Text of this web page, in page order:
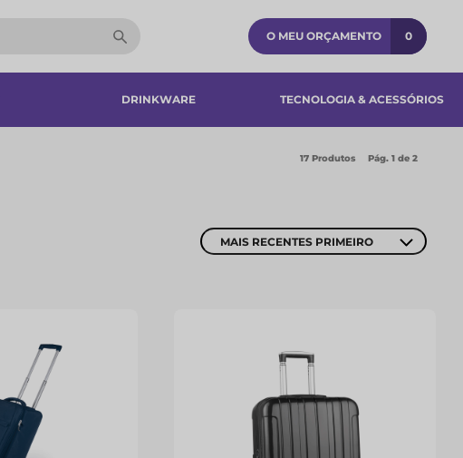
O MEU ORÇAMENTO 0
DRINKWARE TECNOLOGIA & ACESSÓRIOS​
17 Produtos Pág. 1 de 2
MAIS RECENTES PRIMEIRO